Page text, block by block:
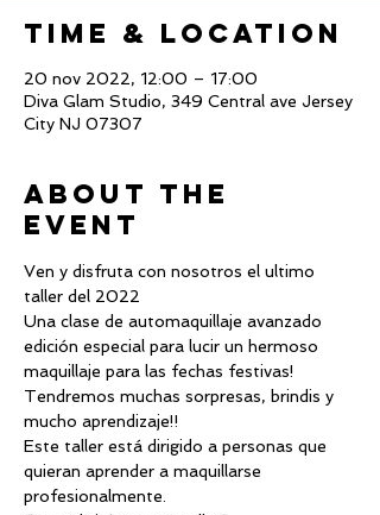
Time & Location
20 nov 2022, 12:00 – 17:00
Diva Glam Studio, 349 Central ave Jersey
City NJ 07307
About The
Event
Ven y disfruta con nosotros el ultimo
taller del 2022
Una clase de automaquillaje avanzado
edición especial para lucir un hermoso
maquillaje para las fechas festivas!
Tendremos muchas sorpresas, brindis y
mucho aprendizaje!!
Este taller está dirigido a personas que
quieran aprender a maquillarse
profesionalmente.